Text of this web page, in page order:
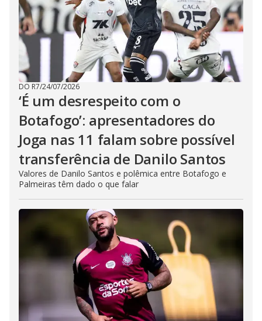
DO R7/24/07/2026
‘É um desrespeito com o
Botafogo’: apresentadores do
Joga nas 11 falam sobre possível
transferência de Danilo Santos
Valores de Danilo Santos e polêmica entre Botafogo e
Palmeiras têm dado o que falar